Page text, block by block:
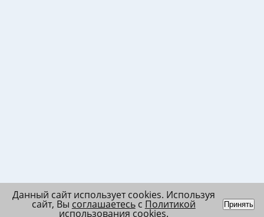
Данный сайт использует cookies. Используя
сайт, Вы соглашаетесьс Политикой
использования cookies.
Принять